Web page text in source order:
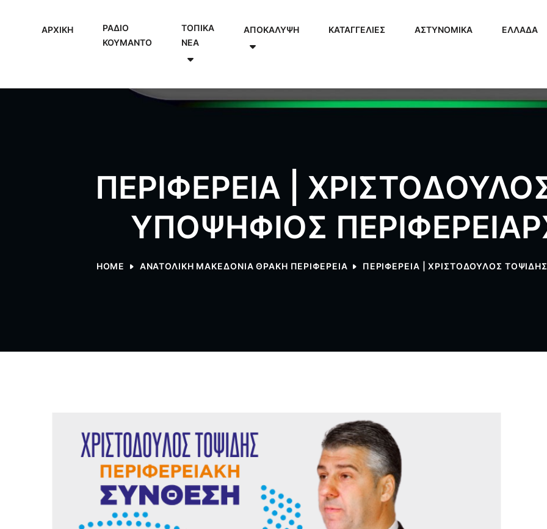
ΑΡΧΙΚΗ
ΡΑΔΙΟ
ΚΟΥΜΑΝΤΟ
ΤΟΠΙΚΑ
NEA
ΑΠΟΚΑΛΥΨΗ ΚΑΤΑΓΓΕΛΙΕΣ ΑΣΤΥΝΟΜΙΚΑ ΕΛΛΑΔΑ
ΠΕΡΙΦΕΡΕΙΑ |
ΥΠΟΨΗΦΙΟΣ
HOME ΑΝΑΤΟΛΙΚΗ ΜΑΚΕΔΟΝΙΑ ΘΡΑΚΗ ΠΕΡΙΦΕΡΕΙΑ ΠΕΡΙΦΕΡΕΙΑ | ΧΡΙΣΤΟΔΟΥΛΟΣ